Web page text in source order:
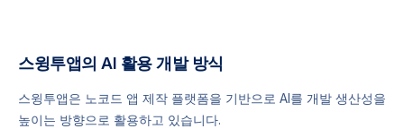
스윙투앱의 AI 활용 개발 방식
스윙투앱은 노코드 앱 제작 플랫폼을 기반으로 AI를 개발 생산성을
높이는 방향으로 활용하고 있습니다.